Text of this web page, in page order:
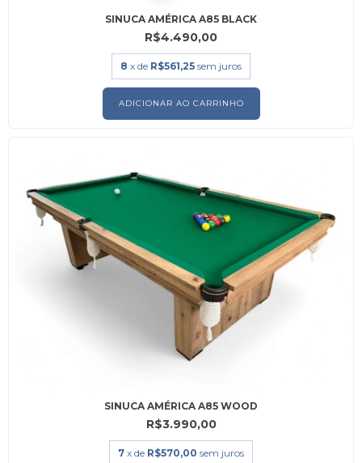
SINUCA AMÉRICA A85 BLACK
R$4.490,00
8 x de R$561,25 sem juros
ADICIONAR AO CARRINHO
SINUCA AMÉRICA A85 WOOD
R$3.990,00
7 x de R$570,00 sem juros